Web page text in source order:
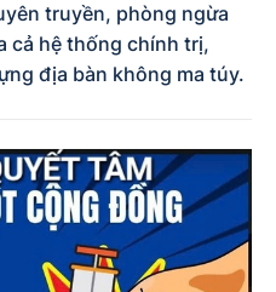
truyền, phòng ngừa
cả hệ thống chính trị,
địa bàn không ma túy.